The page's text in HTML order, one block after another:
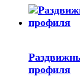
профиля